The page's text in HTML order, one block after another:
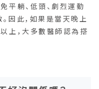
平躺、低頭、劇烈運動
因此，如果是當天晚上
上，大多數醫師認為搭